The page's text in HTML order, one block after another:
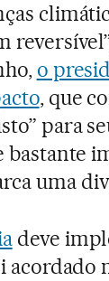
o
, que
para
bastante
uma
deve
acordado